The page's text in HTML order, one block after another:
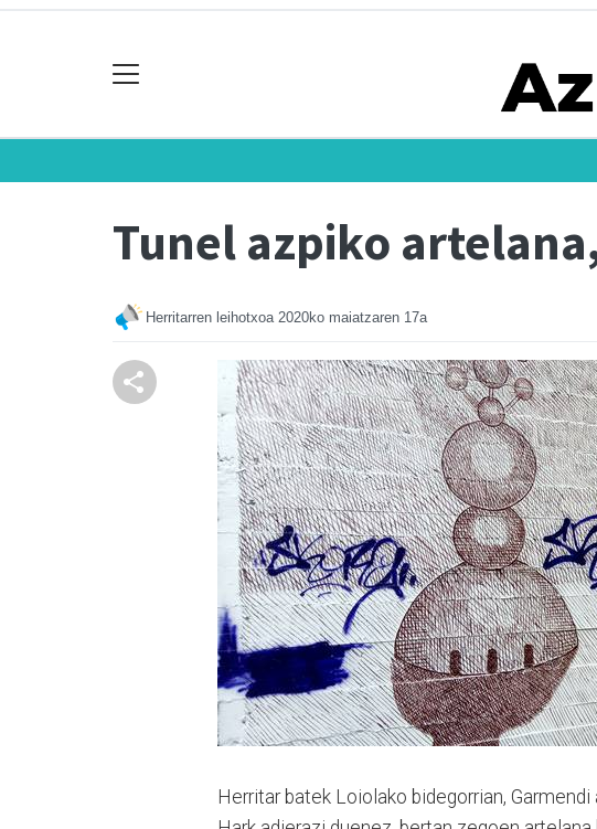
Tunel azpiko
Herritarren leihotxoa 2020ko maiatzaren 17a
Herritar batek Loiolako bidegorrian,